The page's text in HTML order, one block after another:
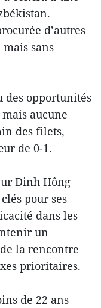
d’autres
mais sans
des opportunités
aucune
des filets,
de 0-1.
Dinh Hông
pour ses
dans les
un
la rencontre
prioritaires.
de 22 ans